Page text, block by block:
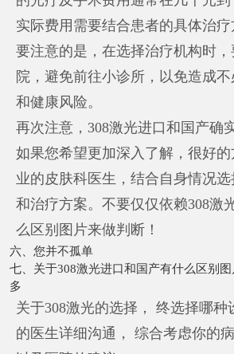
实际费用需要结合患者的具体治
要注意的是，在选择治疗机构时
院，避免前往小诊所，以免造成
和健康风险。
再次注意，308激光进口和国产确
如果您希望更加深入了解，很好
业的皮肤科医生，结合自身情况
和治疗方案。不要仅仅依赖308激
么区别图片来做判断！
六、您并不孤单
七、关于308激光进口和国产有什么区别
多
关于308激光的选择， 终选择哪种
的医生详细沟通， 综合考虑你的